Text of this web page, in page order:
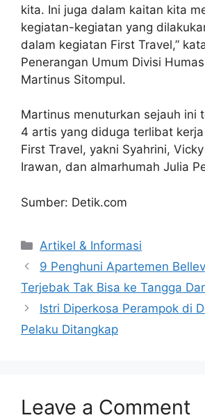
kita. Ini juga dalam kaitan kita
kegiatan-kegiatan yang
dalam kegiatan First Travel,”
Penerangan Umum Divisi
Martinus Sitompul.
Martinus menuturkan sejauh ini
4 artis yang diduga terlibat
First Travel, yakni Syahrini,
Irawan, dan almarhumah Julia
Sumber: Detik.com
Artikel & Informasi
9 Penghuni Apartemen
Terjebak Tak Bisa ke Tangga
Istri Diperkosa Perampok di
Pelaku Ditangkap
Leave a Comment